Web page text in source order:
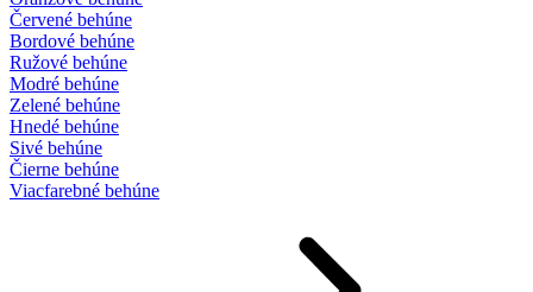
Červené behúne
Bordové behúne
Ružové behúne
Modré behúne
Zelené behúne
Hnedé behúne
Sivé behúne
Čierne behúne
Viacfarebné behúne